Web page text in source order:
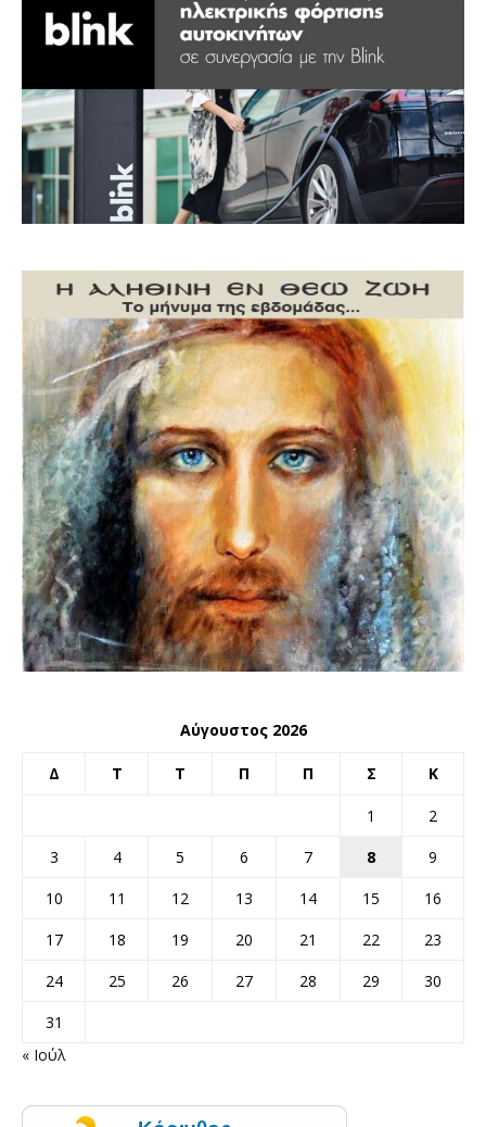
Αύγουστος 2026
Δ Τ Τ Π Π Σ Κ
1
2
3
4 5 6 7 8
9
10
11 12 13 14 15
16
17
18 19 20 21 22
23
24
25 26 27 28 29
30
31
« Ιούλ